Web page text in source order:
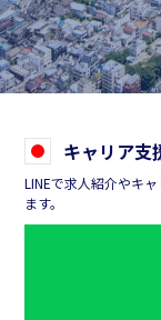
キャリア支
LINEで求人紹介やキ
ます。